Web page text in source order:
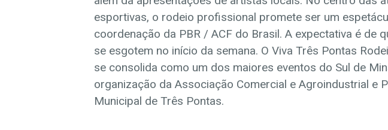
esportivas, o rodeio profissional promete ser um
coordenação da PBR / ACF do Brasil. A expectativa é de
se esgotem no início da semana. O Viva Três Pontas
se consolida como um dos maiores eventos do Sul de
organização da Associação Comercial e Agroindustrial e
Municipal de Três Pontas.